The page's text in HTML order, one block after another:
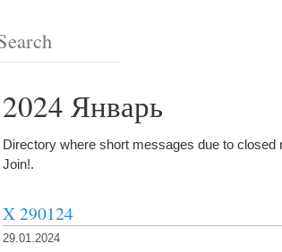
2024 Январь
Directory where short messages due to closed
Join!.
X 290124
29.01.2024